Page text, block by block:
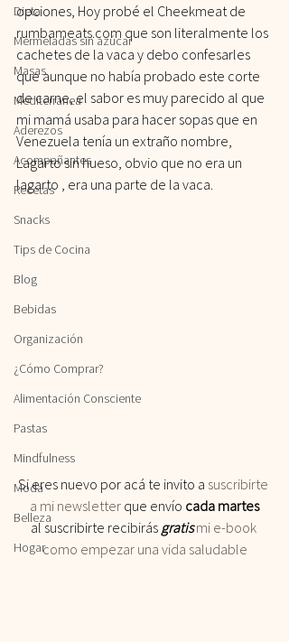
Dieta
Mermeladas sin azúcar
Masas
Mediterranea
Aderezos
Acompañantes
Recetas
Snacks
Tips de Cocina
Blog
Bebidas
Organización
¿Cómo Comprar?
Alimentación Consciente
Pastas
Mindfulness
Moda
Belleza
Hogar
opciones, Hoy probé el Cheekmeat de
rumbameats.com que son literalmente los
cachetes de la vaca y debo confesarles
que aunque no había probado este corte
de carne, el sabor es muy parecido al que
mi mamá usaba para hacer sopas que en
Venezuela tenía un extraño nombre,
Lagarto sin hueso, obvio que no era un
lagarto , era una parte de la vaca.
Si eres nuevo por acá te invito a suscribirte
a mi newsletter que envío cada martes
al suscribirte recibirás gratis mi e-book
como empezar una vida saludable